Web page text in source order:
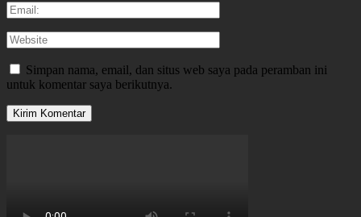
Simpan nama, email, dan situs web saya pada peramban ini
untuk komentar saya berikutnya.